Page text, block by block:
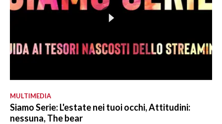
MULTIMEDIA
Siamo Serie: L'estate nei tuoi occhi, Attitudini:
nessuna, The bear